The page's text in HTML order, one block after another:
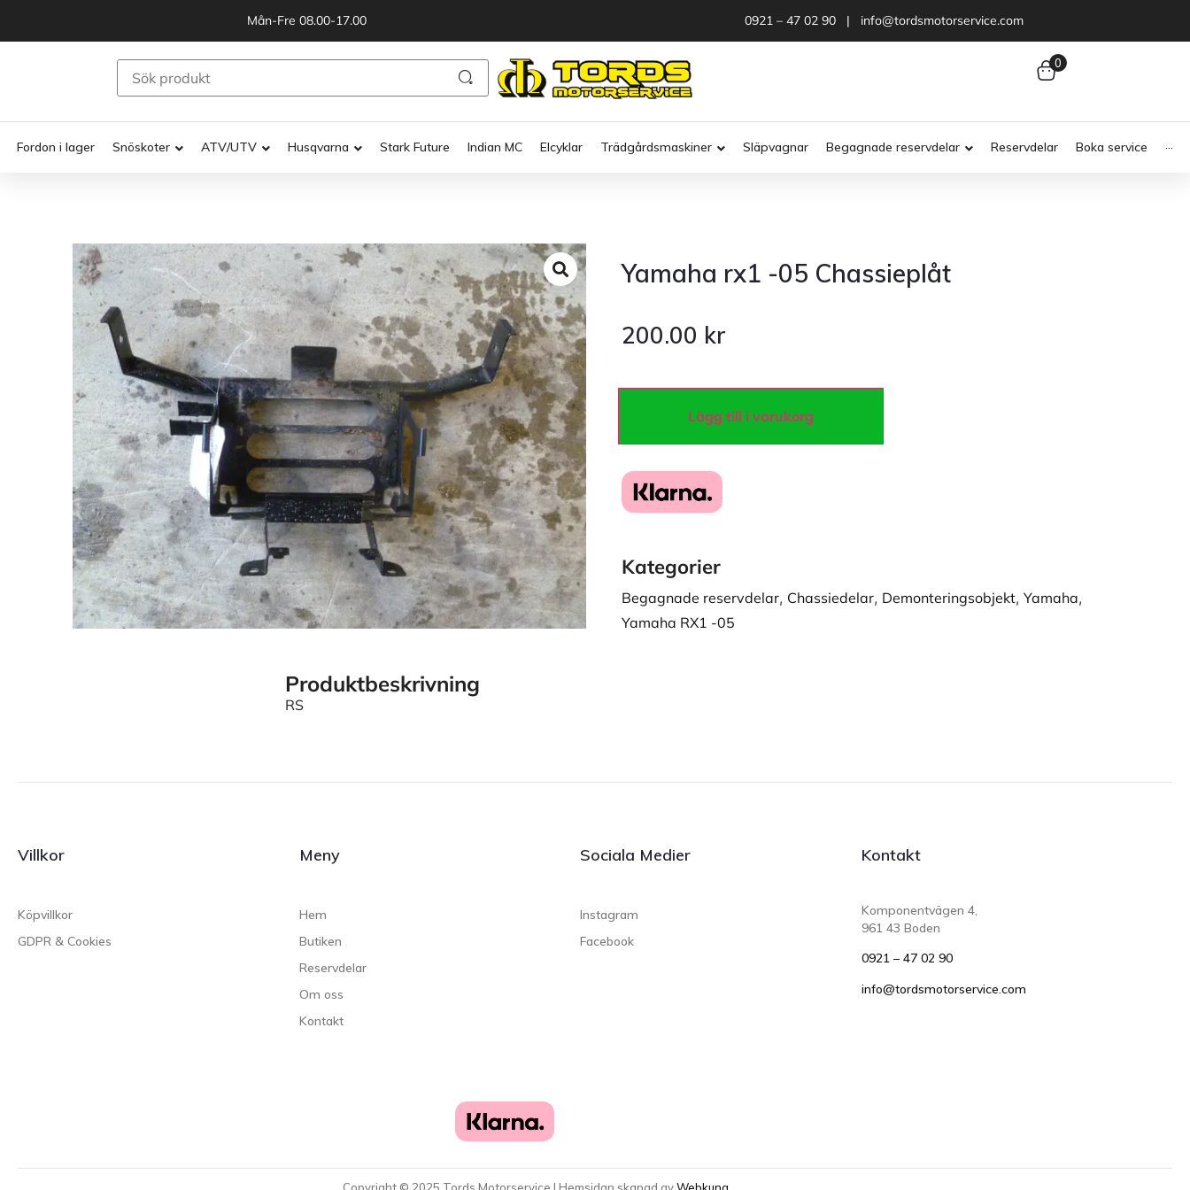
Mån-Fre 08.00-17.00 0921 – 47 02 90 | info@tordsmotorservice.com
0
Fordon i lager Snöskoter ATV/UTV Husqvarna Stark Future Indian MC Elcyklar Trädgårdsmaskiner Släpvagnar Begagnade reservdelar Reservdelar Boka service ···
Yamaha rx1 -05 Chassieplåt
200.00 kr
Lägg till i varukorg
Kategorier
Begagnade reservdelar, Chassiedelar, Demonteringsobjekt, Yamaha,
Yamaha RX1 -05
Produktbeskrivning
RS
Villkor
Köpvillkor
GDPR & Cookies
Meny
Hem
Butiken
Reservdelar
Om oss
Kontakt
Sociala Medier
Instagram
Facebook
Kontakt
Komponentvägen 4,
961 43 Boden
0921 – 47 02 90
info@tordsmotorservice.com